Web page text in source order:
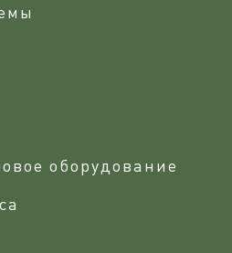
оборудование